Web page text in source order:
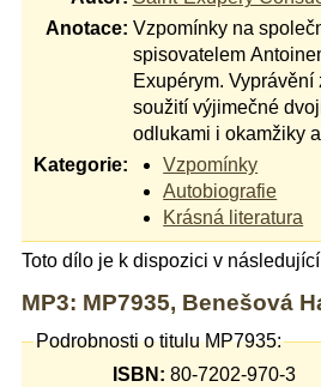
Anotace: Vzpomínky na
spisovatelem
Exupérym.
soužití výjimečné
odlukami i okamžiky
Kategorie:
Vzpomínky
Autobiografie
Krásná literatura
Toto dílo je k dispozici v
MP3: MP7935, Benešová
Podrobnosti o titulu MP7935:
ISBN: 80-7202-970-3